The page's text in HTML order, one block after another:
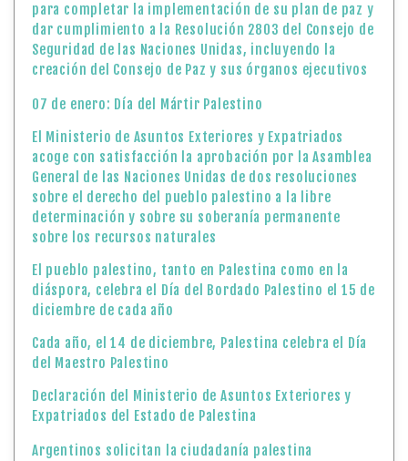
para completar la implementación de su plan de paz y
dar cumplimiento a la Resolución 2803 del Consejo de
Seguridad de las Naciones Unidas, incluyendo la
creación del Consejo de Paz y sus órganos ejecutivos
07 de enero: Día del Mártir Palestino
El Ministerio de Asuntos Exteriores y Expatriados
acoge con satisfacción la aprobación por la Asamblea
General de las Naciones Unidas de dos resoluciones
sobre el derecho del pueblo palestino a la libre
determinación y sobre su soberanía permanente
sobre los recursos naturales
El pueblo palestino, tanto en Palestina como en la
diáspora, celebra el Día del Bordado Palestino el 15 de
diciembre de cada año
Cada año, el 14 de diciembre, Palestina celebra el Día
del Maestro Palestino
Declaración del Ministerio de Asuntos Exteriores y
Expatriados del Estado de Palestina
Argentinos solicitan la ciudadanía palestina